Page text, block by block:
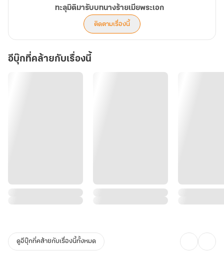
ทะลุมิติมารับบทนางร้ายเมียพระเอก
ติดตามเรื่องนี้
อีบุ๊กที่คล้ายกับเรื่องนี้
ดูอีบุ๊กที่คล้ายกับเรื่องนี้ทั้งหมด